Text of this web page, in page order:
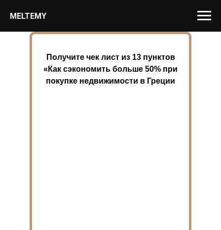
MELTEMY
Получите чек лист из 13 пунктов
«Как сэкономить больше 50% при
покупке недвижимости в Греции